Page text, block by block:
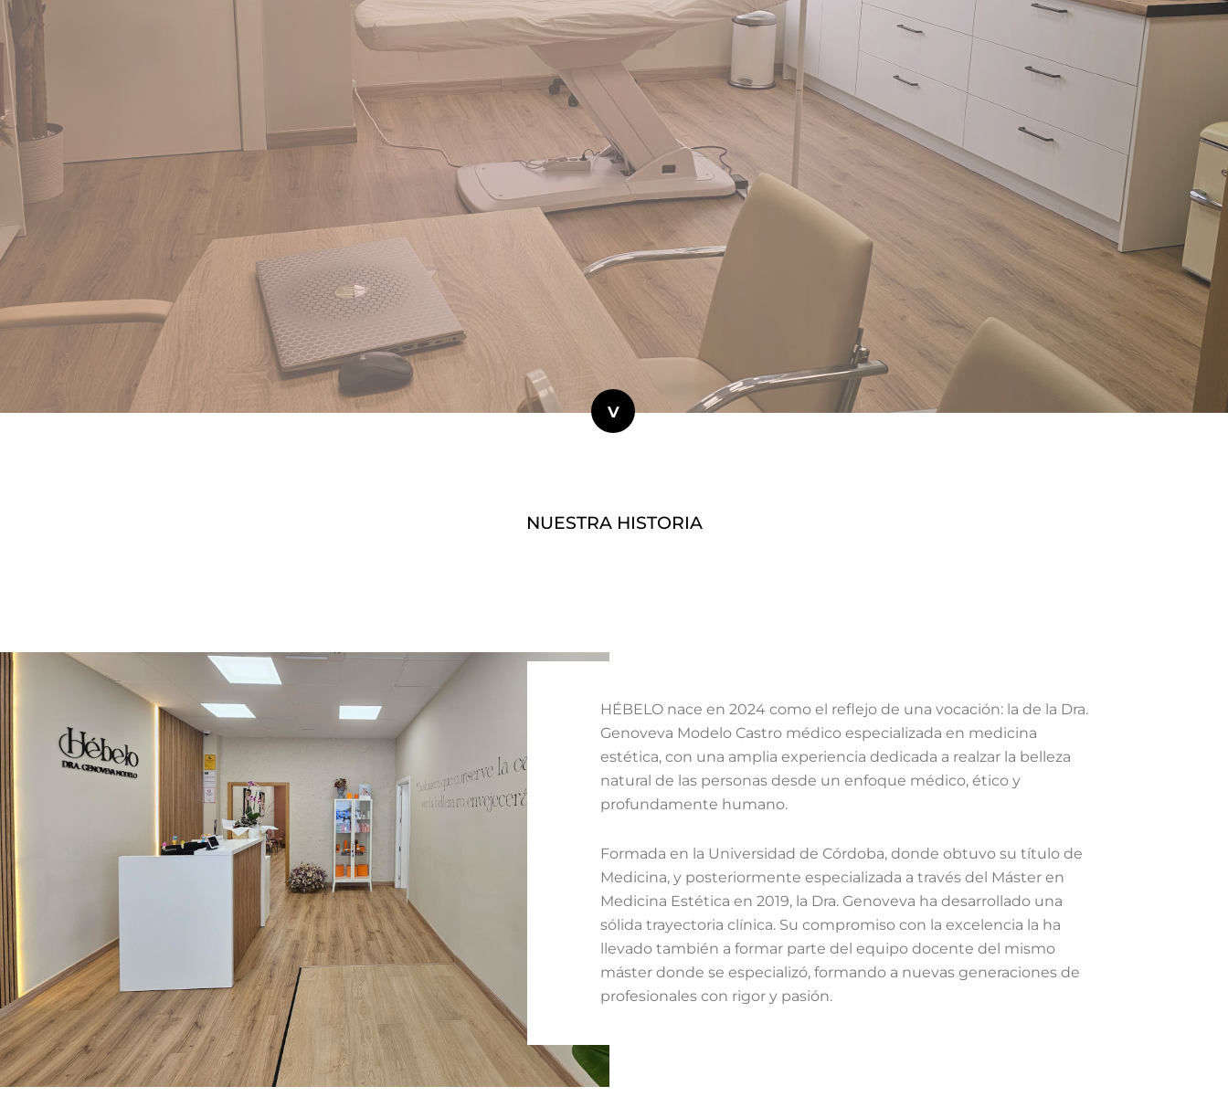
NUESTRA HISTORIA
HÉBELO nace en 2024 como el reflejo de una vocación: la de la Dra.
Genoveva Modelo Castro médico especializada en medicina
estética, con una amplia experiencia dedicada a realzar la belleza
natural de las personas desde un enfoque médico, ético y
profundamente humano.
Formada en la Universidad de Córdoba, donde obtuvo su título de
Medicina, y posteriormente especializada a través del Máster en
Medicina Estética en 2019, la Dra. Genoveva ha desarrollado una
sólida trayectoria clínica. Su compromiso con la excelencia la ha
llevado también a formar parte del equipo docente del mismo
máster donde se especializó, formando a nuevas generaciones de
profesionales con rigor y pasión.